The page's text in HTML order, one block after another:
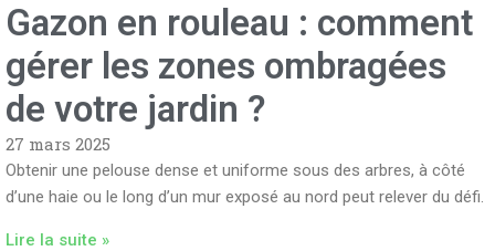
Gazon en rouleau : comment
gérer les zones ombragées
de votre jardin ?
27 mars 2025
Obtenir une pelouse dense et uniforme sous des arbres, à côté
d’une haie ou le long d’un mur exposé au nord peut relever du défi.
Lire la suite »